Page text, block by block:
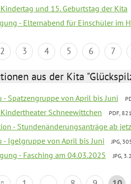
und 15. Geburtstag der Kita
- Elternabend für Einschüler im
2 3 4 5 6 7
aus der Kita
- Spatzengruppe von April bis Juni
Schneewittchen PDF,
- Stundenänderungsanträge ab
- Igelgruppe von April bis Juni JPG,
- Fasching am 04.03.2025 JPG,